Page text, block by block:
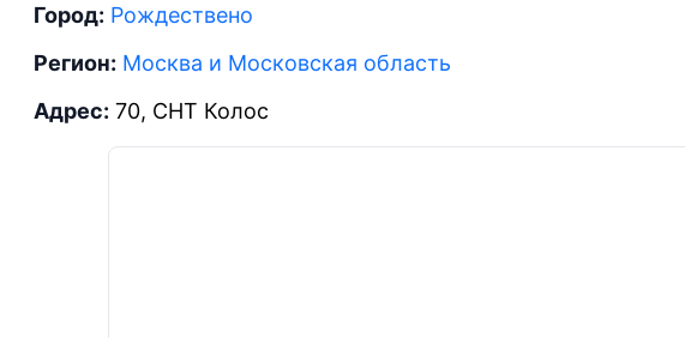
Город: Рождествено
Регион: Москва и Московская область
Адрес: 70, СНТ Колос